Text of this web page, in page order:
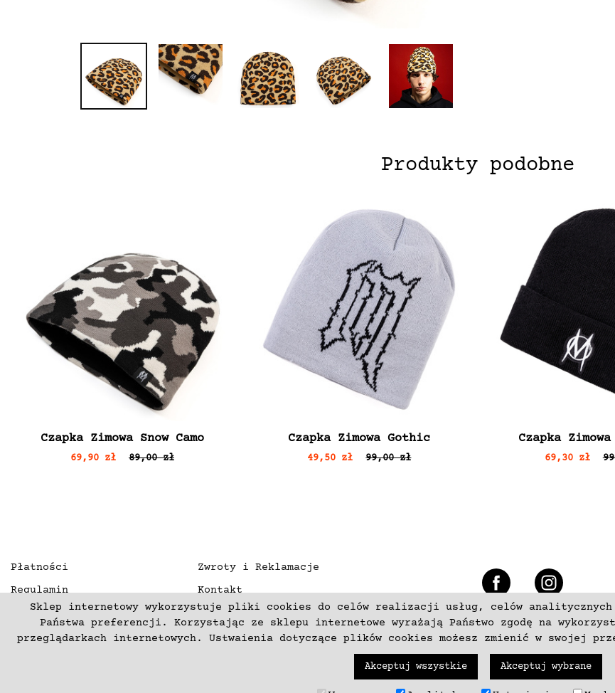
Sklep internetowy wykorzystuje pliki cookies do celów realizacji usług, celów analitycznych
Państwa preferencji. Korzystając ze sklepu internetowe wyrażają Państwo zgodę na
przeglądarkach internetowych. Ustwaienia dotyczące plików cookies możesz zmienić w swojej
Akceptuj wszystkie Akceptuj wybrane
Produkty podobne
Czapka Zimowa Snow Camo
69,90 zł 89,00 zł
Czapka Zimowa Gothic
49,50 zł 99,00 zł
Czapka Zimowa
69,30 zł
Płatności
Regulamin
Polityka prywatności
Deklaracja dostępności
Zwroty i Reklamacje
Kontakt
O nas
+48 537797700
(C) 2003-2026 Copyright mercurproject.com. Wszelkie prawa zastrzeżone. Wykonanieneki.pl